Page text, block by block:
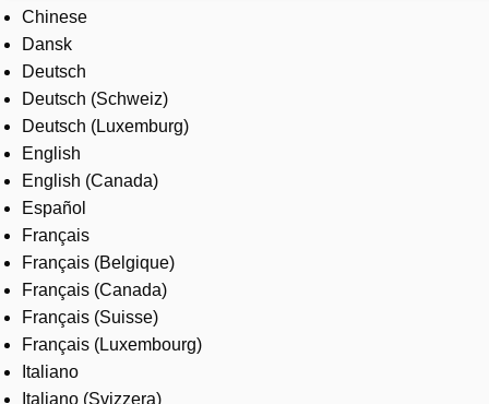
Industries
Services
About us
Where to buy
Contact us
Careers
Chinese
Dansk
Deutsch
Deutsch (Schweiz)
Deutsch (Luxemburg)
English
English (Canada)
Español
Français
Français (Belgique)
Français (Canada)
Français (Suisse)
Français (Luxembourg)
Italiano
Italiano (Svizzera)